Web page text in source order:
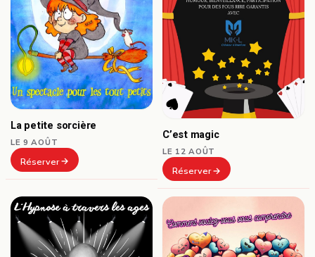
La petite sorcière
LE 9 AOÛT
Réserver
C’est magic
LE 12 AOÛT
Réserver